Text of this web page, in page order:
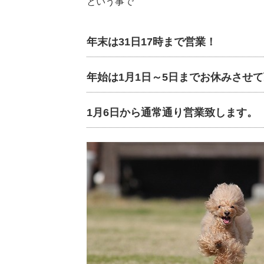
年末は31日17時まで営業！
年始は1月1日～5日までお休みさせ
1月6日から通常通り営業致します。